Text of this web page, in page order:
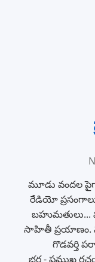
మూడు వందల
రేడియో
బహుమతులు...
సాహితీ ప్రయాణం.
గొడవర్తి
భర్త - ప్రముఖ